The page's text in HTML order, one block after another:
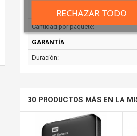
CONTENIDO DEL EMBALAJE
Cantidad por paquete:
GARANTÍA
Duración:
30 PRODUCTOS MÁS EN LA
RECHAZAR TODO